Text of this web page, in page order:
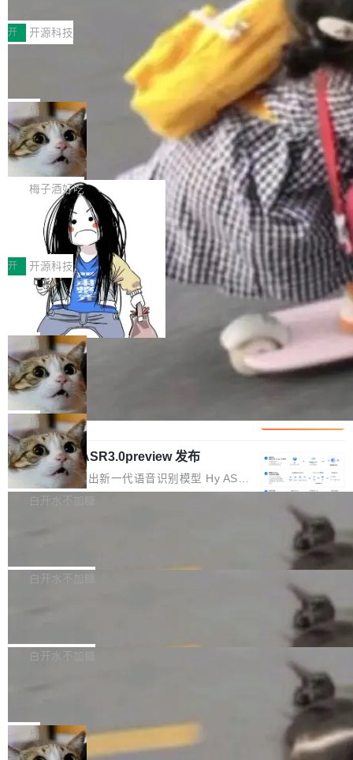
于自研UCL-Engine通信引擎，后续腾讯网平将
持续开源更多基于UCL-Engine的高性能通信组
件。 腾讯网平团队在UCL-MPComm中实现了一
个独立于业务线程的全局通信引擎（Engine），
助力企业AI研发安全落地 当前，越来越多企业已
经开始引入 AI Coding 工具，通过调用公有云模
型或企业内部部署模型提升研发效率。但随着 AI
Coding 从个人辅助工具逐步走向团队级、组织
级应用，企业在规模化落地过程中，对安全性、
可控性和代码质量提出了更高要求。 首先是数据
安全与合规要求。对于大多数普通研发场景，公
有云模型能够满足快速试用和效率提升的需求。
但对于金融、能源、医疗等对数据安全要求较...
前不久，工业和信息化部正式发布《2025年人工
智能应用典型案例名单》，集中展示人工智能在
各领域的应用成果，覆盖技术底座、行业赋能、
产品应用、支撑保障、专题等五大方向。深信服
AI算力网关（AI创新平台）成功入选！ 随着各行
各业的Agent走向规模化建设，算力构成形态逐
渐丰富，用户关注的重点也在发生变化：不只是
让AI用起来，还要进一步看清混合算力时代下，
Token花在哪里、算力是否被充分利用，以及持
续增长的AI成本该如何优化。 深信服AI算力网关
正是围绕这些实际问题，从Token治理和成本治
理两个方面，让用户的每一份算力都看得清、管
得住、用得稳、省得下、更安全！ 一、从现在开
始，Token使用一目...
开 开源科技
Jeff Dean 离开 Google：一个时代的结
束，一个实验室的开始
Google 员工编号 20。MapReduce 作者之一。
Bigtable 作者之一。TensorFlow 的作者之一。
Gemini 的架构师。Google 首席科学家。 Jeff D
ean 在 Google 工作了 27 年后，宣布离职。 他
不是一个人走。一同离开的还有 Sanjay Ghema
wat（Google 员工编号 23，Jeff Dean 二十多
年的编程搭档，MapReduce 和 Bigtable 的共同
作者）、Quoc Le（Google 大脑核心成员，Se
q2Seq 和 DocAI 的共同发明人）以及 Oriol Vin
yals（Gemini 联合负责人，AlphaSta...
局
🔥 SolonCode v2026.8.4 发布：界面
字体可调、22 种语言、记忆搜索增强
打开终端就能上岗的全中文编码智能体，这一轮
把「看得清、用母语、记得住」三件事一次补
齐。 SolonCode 是什么 SolonCode 是杭州无
耳科技研发的企业级终端编码智能体——一位全
中文驱动的数字员工，自主理解需求、规划步
骤、编写代码。不挑模型、不挑平台，curl 一行
装完即用。 开源地址：Gitee · GitCode · GitHu
b 安装 支持 Java 8+（8~26）、macOS / Linu
x / Windows / Harmony PC。 # macOS / Linu
x / Harmony PC curl -fsSL https://solon.noea
r.org/solon...
梅子酒好吃
让“代码语义理解”深度释放AI Coding
价值潜能：华为云码道（CodeArts）
代码仓技术解析
一、代码仓深度理解技术的作用与价值 在软件工
程实践中，代码仓是企业核心知识资产的主要载
体。企业级代码仓库通常包含数十万乃至数百万
个文件，其规模远超单次模型调用可承载的上下
文窗口。随着项目规模的持续扩张与代码历史的
不断累积，代码仓中的模块关系、接口契约、业
务逻辑等关键信息往往分散于数十乃至数百个文
件之中，形成高度复杂的知识关联网络。传统的
代码检索手段（如关键词匹配、目录遍历）仅能
在语法层面完成文本定位，难以触及代码的语义
内涵与结构关联，导致开发者使用代码智能体在
理解大规模代码仓时面临显著"代码仓理解"瓶
颈。 代码仓深度理解服务（以下简称" CodeBas
e深度理解服务"）是华为云码道（CodeA...
开 开源科技
一条“删库”命令跑 17 小时，算法工程
师删光 89TB 数据只为干私活
最高人民检察院8月4日公布了一起案件：北京一
名90后算法工程师王某，为了给自己接的私活腾
服务器空间，删光了公司AI游戏部门的全部核心
数据。 王某2024年1月入职东城区某科技公司AI
短剧部门，有互联网大厂背景。在公司内部架构
调整期间，部门三次通知全员将数据从A集群迁
移到B集群，王某都回复了"收到"。 他没有迁移
数据。2024年9月3日下午4点，他使用此前登录
的账号密码进入A集群，输入了一条被程序员圈
称为"删库跑路"的命令——最高管理员权限、无
自研的多个文生3D和...
局
Cloudflare 分享推理优化实践：KV ca
che 量化 + 权重压缩，吞吐量提升 4
1%，成本降 30%
Kimi 和 GLM 是当前最强的大模型系列之一，但
它们有一个共同的问题：太吃显存了。月之暗面
的 Kimi K 系列和智谱的 GLM 都是长上下文、M
oE 架构的大模型，好用到让人上瘾，但 GPU 显
存永远不够用。 Cloudflare 的 Workers AI 团队
一直在跑这些模型的推理。他们在官方博客上发
整性保护。效果是：吞吐量提升 41%，每 token
局
腾讯混元 Hy ASR3.0preview 发布
腾讯混元正式推出新一代语音识别模型 Hy ASR
3.0preview。基于最新一代大语言模型 Hy3 的
让语音识别不再只是听清，而是真正听懂。通过
w 不要求标准普通话，方言识别覆盖粤语、吴语
白开水不加糖
新和少量网页兼容性修复版本。 Changes/fixe
容提供的字体时出现的几个问题 为避免音频加
质的最低采样率）的音频格式将被拒绝 修复了 C
SS 圆角虚线样式中可能存在的问题 如果表单中
白开水不加糖
发布的 Release Notes，他利用 AI 工具（如 Co
最强的若干项。对于尚未正式发版的 PG 19，则
通过拉取过去一年内（从 PG 18 Beta1 时间点
白开水不加糖
维护工作一直与我的日常工作、家务、社交生活
和休闲娱乐竞争时间。" 这是 libexpat 维护者 S
局